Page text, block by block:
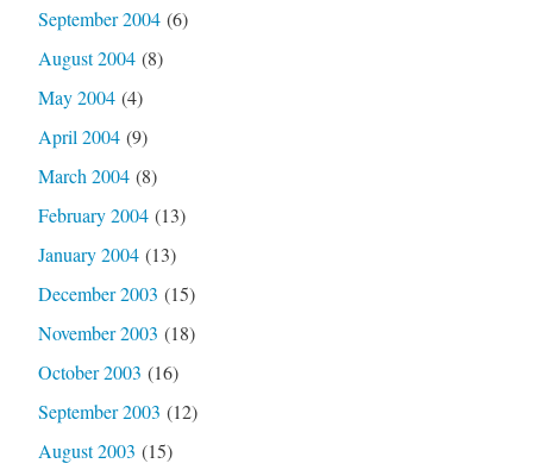
September 2004(6)
August 2004(8)
May 2004(4)
April 2004(9)
March 2004(8)
February 2004(13)
January 2004(13)
December 2003 (15)
November 2003 (18)
October 2003 (16)
September 2003 (12)
August 2003 (15)